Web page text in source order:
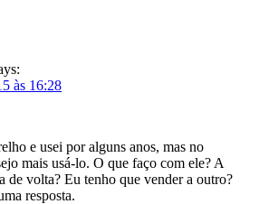
às 16:28
e usei por alguns anos, mas no
mais usá-lo. O que faço com ele? A
de volta? Eu tenho que vender a outro?
resposta.